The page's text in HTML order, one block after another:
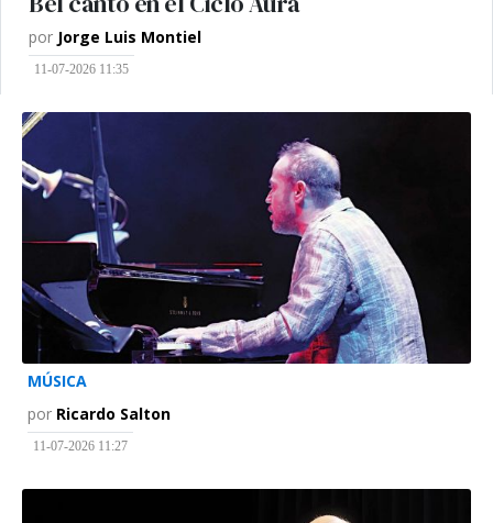
por Jorge Luis Montiel
11-07-2026 11:35
MÚSICA
por Ricardo Salton
11-07-2026 11:27